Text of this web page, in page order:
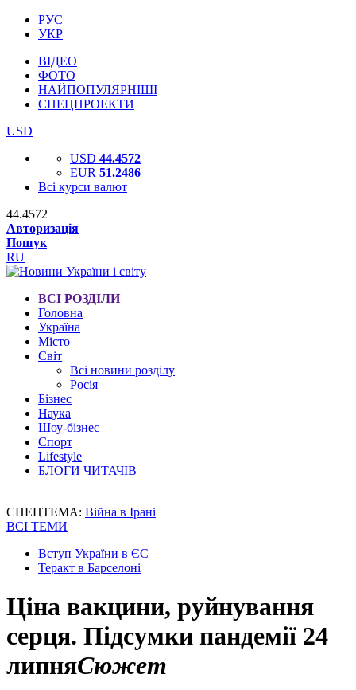
РУС
УКР
ВІДЕО
ФОТО
НАЙПОПУЛЯРНІШІ
СПЕЦПРОЕКТИ
USD
USD 44.4572
EUR 51.2486
Всі курси валют
44.4572
Авторизація
Пошук
RU
ВСІ РОЗДІЛИ
Головна
Україна
Місто
Світ
Всі новини розділу
Росія
Бізнес
Наука
Шоу-бізнес
Спорт
Lifestyle
БЛОГИ ЧИТАЧІВ
СПЕЦТЕМА: Війна в Ірані
ВСІ ТЕМИ
Вступ України в ЄС
Теракт в Барселоні
Ціна вакцини, руйнування
серця. Підсумки пандемії 24
липняСюжет